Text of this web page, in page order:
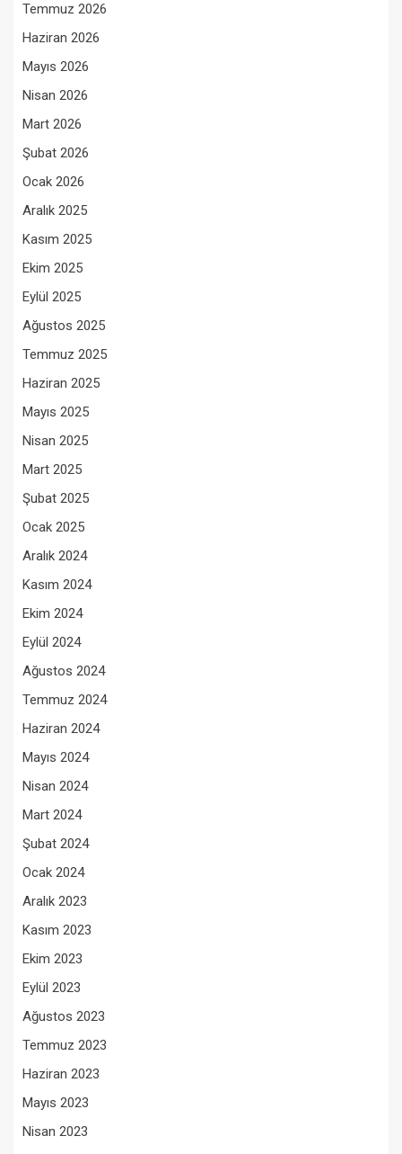
Temmuz 2026
Haziran 2026
Mayıs 2026
Nisan 2026
Mart 2026
Şubat 2026
Ocak 2026
Aralık 2025
Kasım 2025
Ekim 2025
Eylül 2025
Ağustos 2025
Temmuz 2025
Haziran 2025
Mayıs 2025
Nisan 2025
Mart 2025
Şubat 2025
Ocak 2025
Aralık 2024
Kasım 2024
Ekim 2024
Eylül 2024
Ağustos 2024
Temmuz 2024
Haziran 2024
Mayıs 2024
Nisan 2024
Mart 2024
Şubat 2024
Ocak 2024
Aralık 2023
Kasım 2023
Ekim 2023
Eylül 2023
Ağustos 2023
Temmuz 2023
Haziran 2023
Mayıs 2023
Nisan 2023